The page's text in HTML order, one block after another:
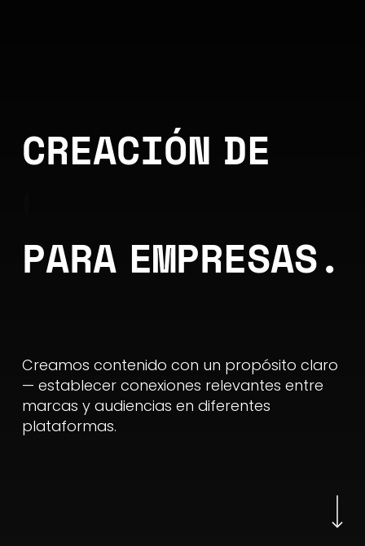
CREACIÓN DE
PARA EMPRESAS.
Creamos contenido con un propósito claro
— establecer conexiones relevantes entre
marcas y audiencias en diferentes
plataformas.